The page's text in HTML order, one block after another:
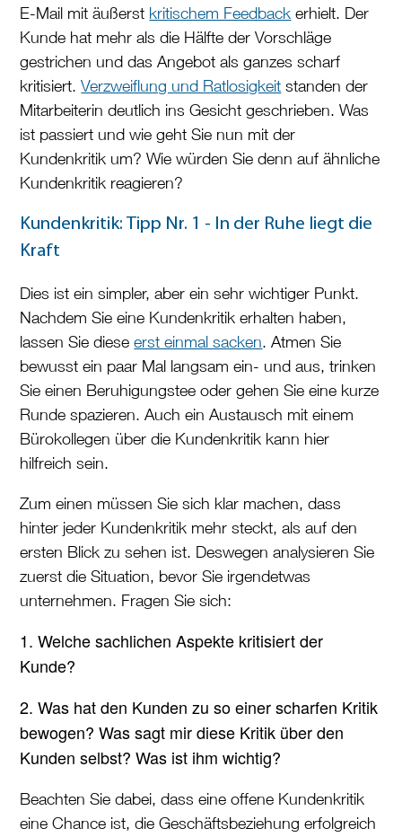
E-Mail mit äußerst kritischem Feedback erhielt. Der
Kunde hat mehr als die Hälfte der Vorschläge
gestrichen und das Angebot als ganzes scharf
kritisiert.Verzweiflung und Ratlosigkeit standen der
Mitarbeiterin deutlich ins Gesicht geschrieben. Was
ist passiert und wie geht Sie nun mit der
Kundenkritik um? Wie würden Sie denn auf ähnliche
Kundenkritik reagieren?
Kundenkritik: Tipp Nr. 1 - In der Ruhe liegt die
Kraft
Dies ist ein simpler, aber ein sehr wichtiger Punkt.
Nachdem Sie eine Kundenkritik erhalten haben,
lassen Sie dieseerst einmal sacken. Atmen Sie
bewusst ein paar Mal langsam ein- und aus, trinken
Sie einen Beruhigungstee oder gehen Sie eine kurze
Runde spazieren. Auch ein Austausch mit einem
Bürokollegen über die Kundenkritik kann hier
hilfreich sein.
Zum einen müssen Sie sich klar machen, dass
hinter jeder Kundenkritik mehr steckt, als auf den
ersten Blick zu sehen ist. Deswegen analysieren Sie
zuerst die Situation, bevor Sie irgendetwas
unternehmen. Fragen Sie sich:
1. Welche sachlichen Aspekte kritisiert der
Kunde?
2. Was hat den Kunden zu so einer scharfen Kritik
bewogen? Was sagt mir diese Kritik über den
Kunden selbst? Was ist ihm wichtig?
Beachten Sie dabei, dass eine offene Kundenkritik
eine Chance ist, die Geschäftsbeziehung erfolgreich